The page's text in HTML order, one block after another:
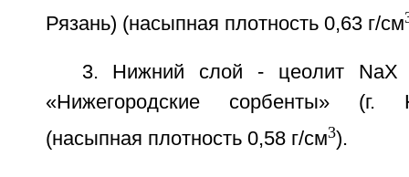
Рязань) (насыпная плотность 0,63 г/см
3. Нижний слой - цеолит NaX
«Нижегородские сорбенты» (г.
(насыпная плотность 0,58 г/см3).